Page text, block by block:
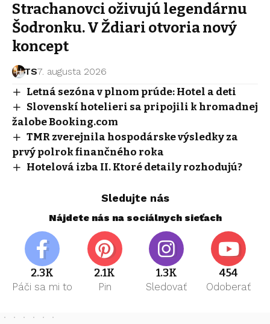
Strachanovci oživujú legendárnu
Šodronku. V Ždiari otvoria nový
koncept
TS7. augusta 2026
Letná sezóna v plnom prúde: Hotel a deti
Slovenskí hotelieri sa pripojili k hromadnej
žalobe Booking.com
TMR zverejnila hospodárske výsledky za
prvý polrok finančného roka
Hotelová izba II. Ktoré detaily rozhodujú?
Sledujte nás
Nájdete nás na sociálnych sieťach
2.3K
Páči sa mi to
2.1K
Pin
1.3K
Sledovať
454
Odoberať